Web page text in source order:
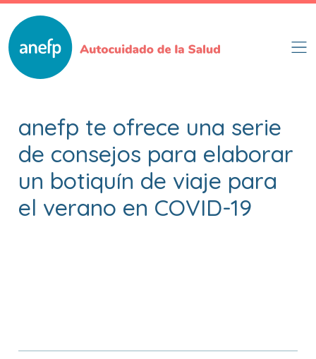
contenido
principal
anefp te ofrece una serie
de consejos para elaborar
un botiquín de viaje para
el verano en COVID-19